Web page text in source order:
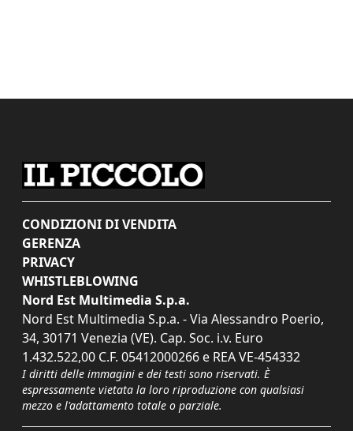
CONDIZIONI DI VENDITA
GERENZA
PRIVACY
WHISTLEBLOWING
Nord Est Multimedia S.p.a.
Nord Est Multimedia S.p.a. - Via Alessandro Poerio,
34, 30171 Venezia (VE). Cap. Soc. i.v. Euro
1.432.522,00 C.F. 05412000266 e REA VE-454332
I diritti delle immagini e dei testi sono riservati. È
espressamente vietata la loro riproduzione con qualsiasi
mezzo e l'adattamento totale o parziale.